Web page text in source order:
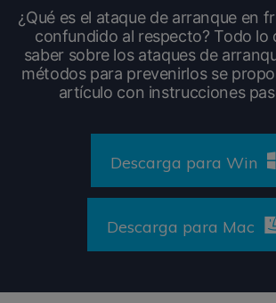
Sala de prensa
Tienda
Pruébalo Gratis
Recupera datos perdidos/
Recuperar Medios Borrados
Soluciones de Recuperación
Escenarios de Pérdida de Datos
Recursos
Por qué Recoverit
Experto en Recuperación de Datos
Temas Destacados
DESCARGAR
¿Qué es el ataque de arranque en
confundido al respecto? Todo lo
saber sobre los ataques de
métodos para prevenirlos se
artículo con instrucciones
Descarga para Win
Descarga para Mac